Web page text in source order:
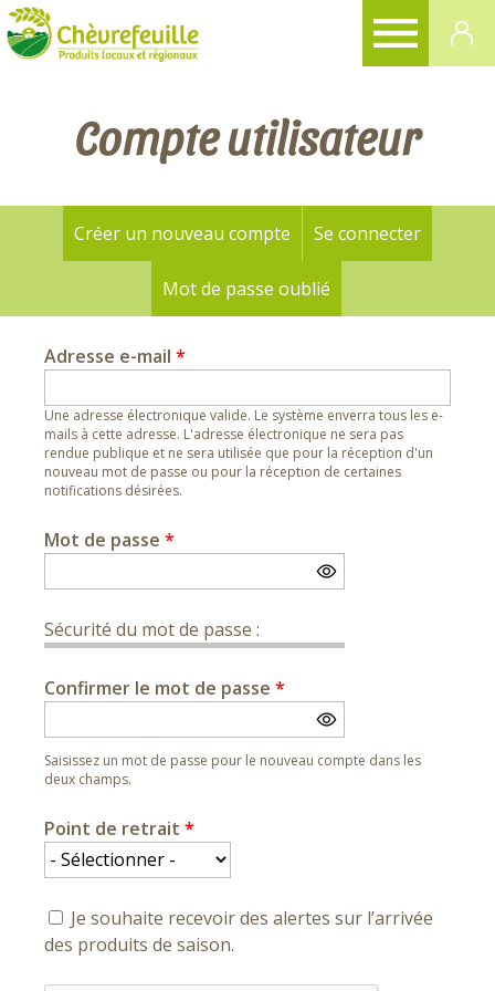
Compte utilisateur
Onglets
principaux
Créer un nouveau compte (onglet actif)
Se connecter
Mot de passe oublié
Adresse e-mail *
Une adresse électronique valide. Le système enverra tous les e-
mails à cette adresse. L'adresse électronique ne sera pas
rendue publique et ne sera utilisée que pour la réception d'un
nouveau mot de passe ou pour la réception de certaines
notifications désirées.
Mot de passe *
Sécurité du mot de passe :
Confirmer le mot de passe *
Saisissez un mot de passe pour le nouveau compte dans les
deux champs.
Point de retrait *
Je souhaite recevoir des alertes sur l’arrivée
des produits de saison.